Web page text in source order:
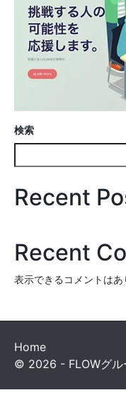
検索
Recent
Recent
表示できるコメントはあ
Home
© 2026 - FLOWグ